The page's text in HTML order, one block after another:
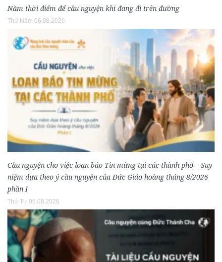
Năm thời điểm để cầu nguyện khi đang đi trên đường
Thứ Năm 06.08.2026
Cầu nguyện cho việc loan báo Tin mừng tại các thành phố – Suy
niệm dựa theo ý cầu nguyện của Đức Giáo hoàng tháng 8/2026
phần I
Thứ Tư 05.08.2026